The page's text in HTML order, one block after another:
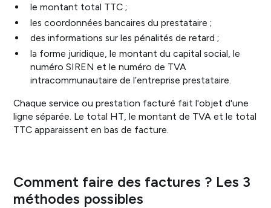
le montant total TTC ;
les coordonnées bancaires du prestataire ;
des informations sur les pénalités de retard ;
la forme juridique, le montant du capital social, le
numéro SIREN et le numéro de TVA
intracommunautaire de l’entreprise prestataire.
Chaque service ou prestation facturé fait l'objet d'une
ligne séparée. Le total HT, le montant de TVA et le total
TTC apparaissent en bas de facture.
Comment faire des factures ? Les 3
méthodes possibles